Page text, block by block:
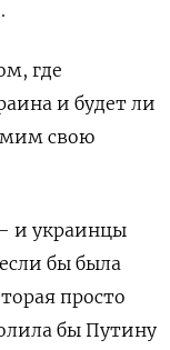
где
и будет ли
свою
и украинцы
бы была
просто
бы Путину